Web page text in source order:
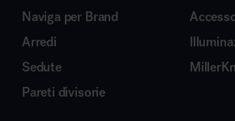
Naviga per Brand
Arredi
Sedute
Pareti divisorie